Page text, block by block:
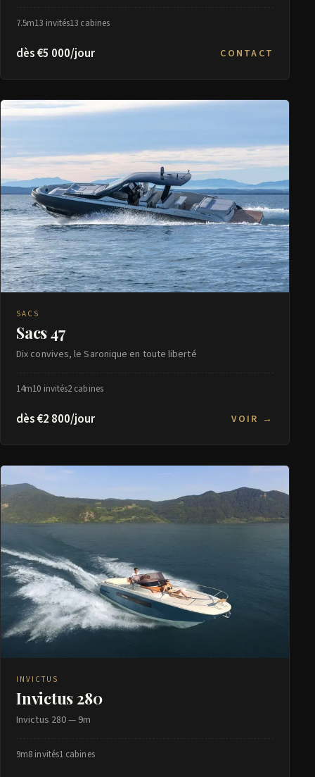
7.5m13 invités13 cabines
dès €5 000/jour CONTACT
SACS
Sacs 47
Dix convives, le Saronique en toute liberté
14m10 invités2 cabines
dès €2 800/jour VOIR →
INVICTUS
Invictus 280
Invictus 280 — 9m
9m8 invités1 cabines